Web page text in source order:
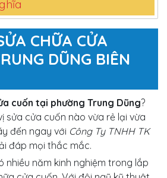
CHỮA CỬA
DŨNG BIÊN
cuốn tại phường Trung Dũng?
sửa cửa cuốn nào vừa rẻ lại vừa
đến ngay với Công Ty TNHH TK
đáp mọi thắc mắc.
nhiều năm kinh nghiệm trong lắp